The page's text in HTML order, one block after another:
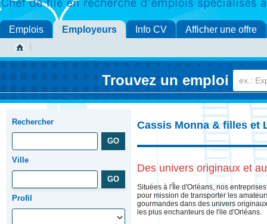
Emplois Employeurs Info CV Afficher une offre
Trouvez un emploi
Rechercher
Ville
Profil
Cassis Monna & filles et
Des univers originaux et
Situées à l'Île d'Orléans, nos
pour mission de transporter les
gourmandes dans des univers
les plus enchanteurs de l'ile d'Orléans.